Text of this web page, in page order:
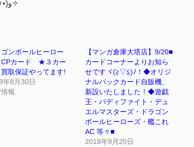
ご来店お待ちしております(๑•̀ㅂ•́)و✧
ンボールヒーロー
カード ★３カー
取保証やってます!
年8月30日
報
【マンガ倉庫大塔店】9/20■
カードコーナーよりお知ら
せですヾ(≧▽≦)ﾉ！◆オリジ
ナルパックカード自販機、
新設いたしました！◆遊戯
王・バディファイト・デュ
エルマスターズ・ドラゴン
ボールヒーローズ・艦これ
AC 等々■
2018年9月20日